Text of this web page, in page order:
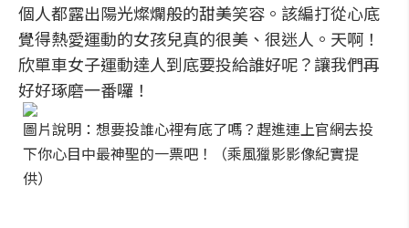
個人都露出陽光燦爛般的甜美笑容。該編打從心底
覺得熱愛運動的女孩兒真的很美、很迷人。天啊！
欣單車女子運動達人到底要投給誰好呢？讓我們再
好好琢磨一番囉！
圖片說明：想要投誰心裡有底了嗎？趕進連上官網去投
下你心目中最神聖的一票吧！（乘風獵影影像紀實提
供）